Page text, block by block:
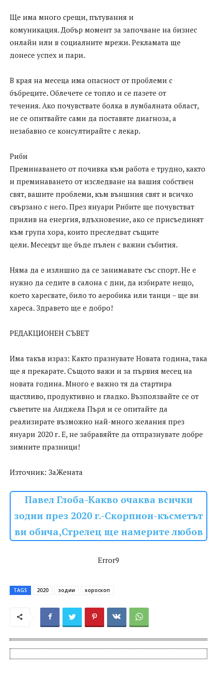
Ще има много срещи, пътувания и
комуникация. Добър момент за започване на бизнес
онлайн или в социалните мрежи. Рекламата ще
донесе успех и пари.
В края на месеца има опасност от проблеми с
бъбреците. Облечете се топло и се пазете от
течения. Ако почувствате болка в лумбалната област,
не се опитвайте сами да поставяте диагноза, а
незабавно се консултирайте с лекар.
Риби
Преминаването от почивка към работа е трудно, както
и преминаването от изследване на вашия собствен
свят, вашите проблеми, към външния свят и всичко
свързано с него. През януари Рибите ще почувстват
прилив на енергия, вдъхновение, ако се присъединят
към група хора, които преследват същите
цели. Месецът ще бъде пълен с важни събития.
Няма да е излишно да се занимавате със спорт. Не е
нужно да седите в салона с дни, да избирате нещо,
което харесвате, било то аеробика или танци – ще ви
хареса. Здравето ще е добро!
РЕДАКЦИОНЕН СЪВЕТ
Има такъв израз: Както празнувате Новата година, така
ще я прекарате. Същото важи и за първия месец на
новата година. Много е важно тя да стартира
щастливо, продуктивно и гладко. Възползвайте се от
съветите на Анджела Пърл и се опитайте да
реализирате възможно най-много желания през
януари 2020 г. Е, не забравяйте да отпразнувате добре
зимните празници!
Източник: ЗаЖената
Павел Глоба-Какво очаква всички
зодии през 2020 г.-Скорпион-късметът
ви обича,Стрелец ще намерите любов
Error9
TAGS 2020 зодии хороскоп